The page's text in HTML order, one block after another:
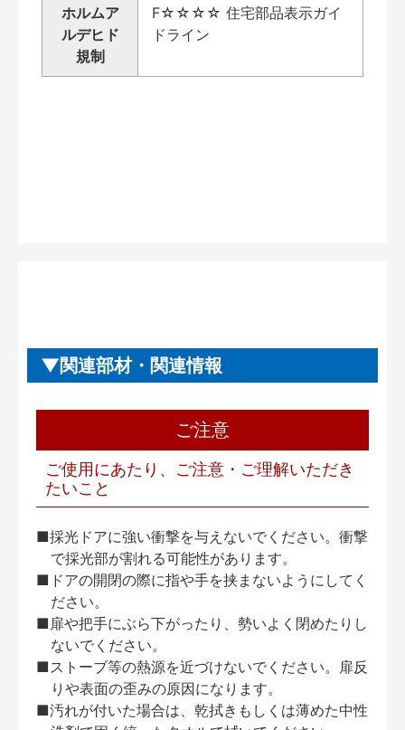
ホルムア
ルデヒド
規制
F☆☆☆☆ 住宅部品表示ガイ
ドライン
関連部材・関連情報
ご注意
ご使用にあたり、ご注意・ご理解いただき
たいこと
■採光ドアに強い衝撃を与えないでください。衝撃
で採光部が割れる可能性があります。
■ドアの開閉の際に指や手を挟まないようにしてく
ださい。
■扉や把手にぶら下がったり、勢いよく閉めたりし
ないでください。
■ストーブ等の熱源を近づけないでください。扉反
りや表面の歪みの原因になります。
■汚れが付いた場合は、乾拭きもしくは薄めた中性